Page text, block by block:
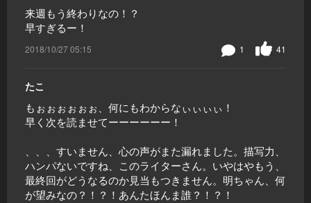
来週もう終わりなの！？
早すぎるー！
2018/10/27 05:15 41
1
たこ
もぉぉぉぉぉぉ、何にもわからなぃぃぃぃ！
早く次を読ませてーーーーーー！
、、、すいません、心の声がまた漏れました。描写力、
ハンパないですね、このライターさん。いやはやもう、
最終回がどうなるのか見当もつきません。明ちゃん、何
が望みなの？！？！あんたほんま誰？！？！